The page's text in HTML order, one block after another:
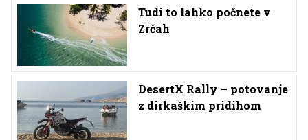
Tudi to lahko počnete v
Zrčah
DesertX Rally – potovanje
z dirkaškim pridihom